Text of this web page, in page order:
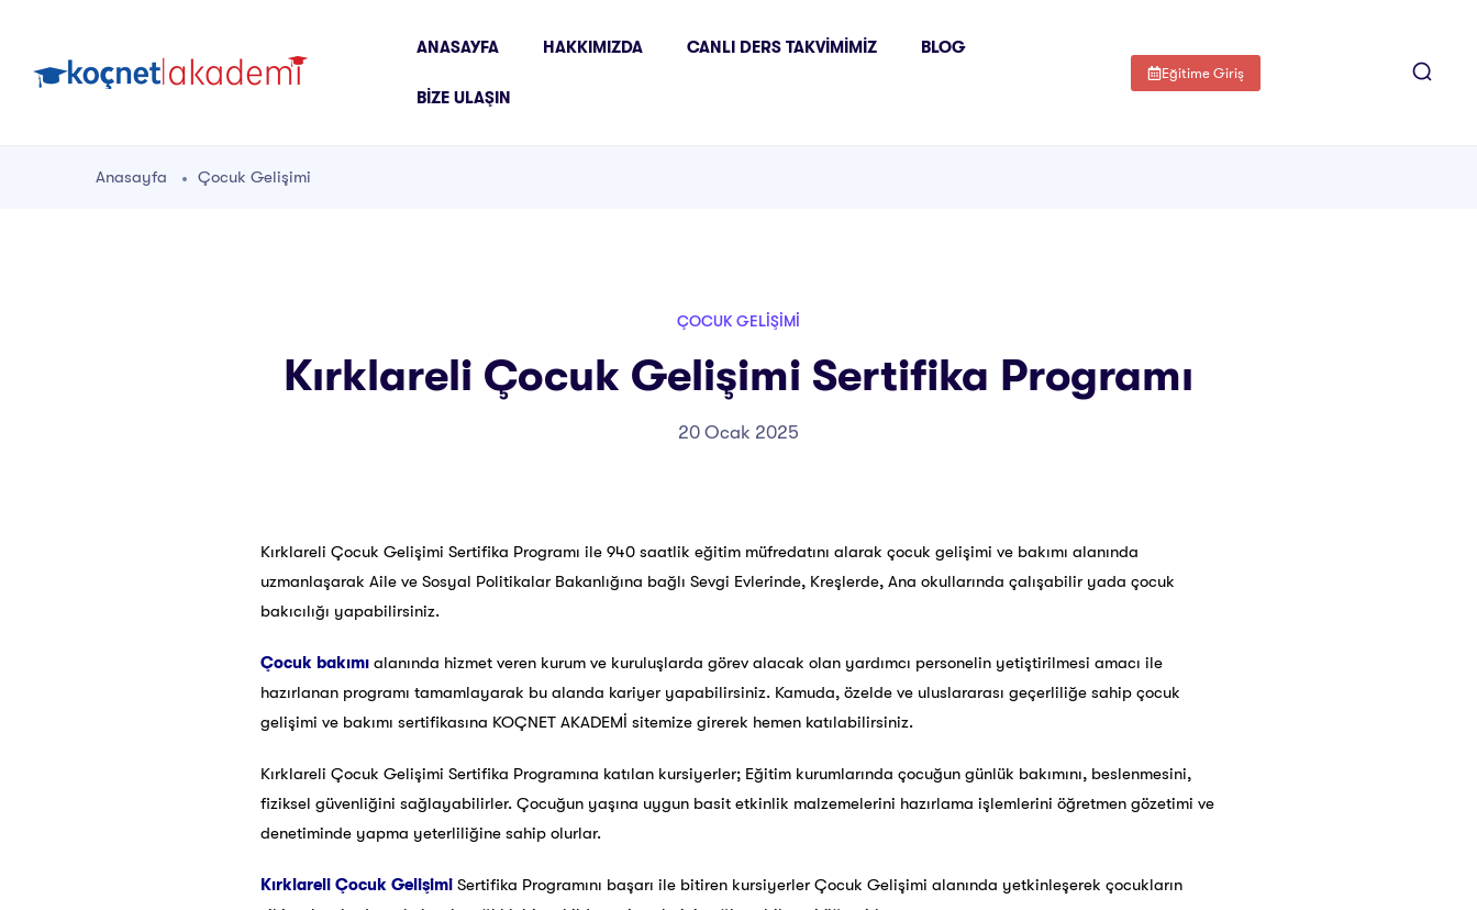
ANASAYFA HAKKIMIZDA CANLI DERS TAKVIMIMIZ BLOG
BIZE ULAŞIN
Eğitime Giriş
Anasayfa Çocuk Gelişimi
ÇOCUK GELIŞIMI
Kırklareli Çocuk Gelişimi Sertifika Programı
20 Ocak 2025
Kırklareli Çocuk Gelişimi Sertifika Programı ile 940 saatlik eğitim müfredatını alarak çocuk gelişimi ve bakımı alanında
uzmanlaşarak Aile ve Sosyal Politikalar Bakanlığına bağlı Sevgi Evlerinde, Kreşlerde, Ana okullarında çalışabilir yada çocuk
bakıcılığı yapabilirsiniz.
Çocuk bakımı alanında hizmet veren kurum ve kuruluşlarda görev alacak olan yardımcı personelin yetiştirilmesi amacı ile
hazırlanan programı tamamlayarak bu alanda kariyer yapabilirsiniz. Kamuda, özelde ve uluslararası geçerliliğe sahip çocuk
gelişimi ve bakımı sertifikasına KOÇNET AKADEMİ sitemize girerek hemen katılabilirsiniz.
Kırklareli Çocuk Gelişimi Sertifika Programına katılan kursiyerler; Eğitim kurumlarında çocuğun günlük bakımını, beslenmesini,
fiziksel güvenliğini sağlayabilirler. Çocuğun yaşına uygun basit etkinlik malzemelerini hazırlama işlemlerini öğretmen gözetimi ve
denetiminde yapma yeterliliğine sahip olurlar.
Kırklareli Çocuk Gelişimi Sertifika Programını başarı ile bitiren kursiyerler Çocuk Gelişimi alanında yetkinleşerek çocukların